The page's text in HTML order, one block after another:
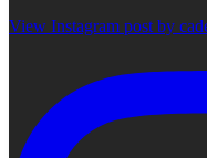
View Instagram post by